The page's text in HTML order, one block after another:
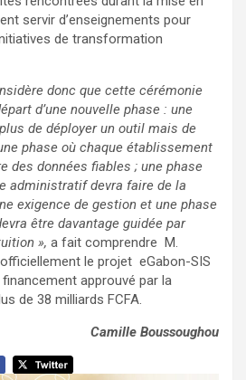
servir d’enseignements pour
de transformation
donc que cette cérémonie
d’une nouvelle phase : une
de déployer un outil mais de
phase où chaque établissement
des données fiables ; une phase
administratif devra faire de la
exigence de gestion et une phase
être davantage guidée par
», a fait comprendre M.
le projet eGabon-SIS
approuvé par la
de 38 milliards FCFA.
Camille Boussoughou